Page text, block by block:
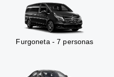
Furgoneta - 7 personas